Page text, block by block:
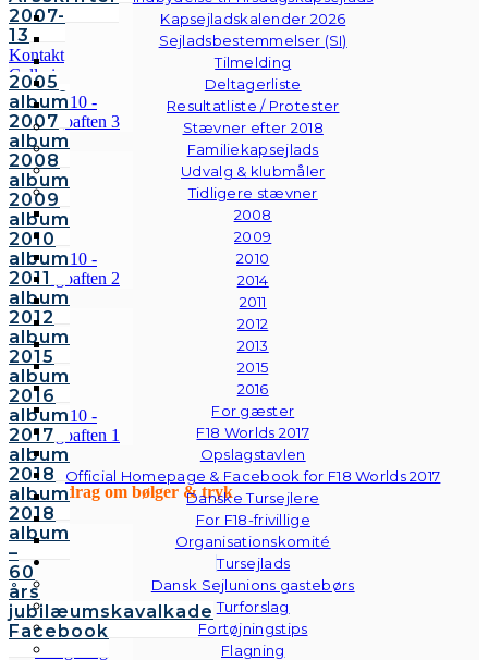
Kapsejladskalender 2026
Sejladsbestemmelser (SI)
Tilmelding
Deltagerliste
Resultatliste / Protester
Stævner efter 2018
Familiekapsejlads
Udvalg & klubmåler
Tidligere stævner
2008
2009
2010
2014
2011
2012
2013
2015
2016
For gæster
F18 Worlds 2017
Opslagstavlen
Official Homepage & Facebook for F18 Worlds 2017
Danske Tursejlere
For F18-frivillige
Organisationskomité
Tursejlads
Dansk Sejlunions gastebørs
Turforslag
Fortøjningstips
Flagning
2007-
13
Kontakt
Galleri
Andre
fotos
2005
album
2007
album
2008
album
2009
album
2010
album
2011
album
2012
album
2015
album
2016
album
2017
album
2018
album
2018
album
–
60
års
jubilæumskavalkade
Facebook
Foredrag om bølger & tryk